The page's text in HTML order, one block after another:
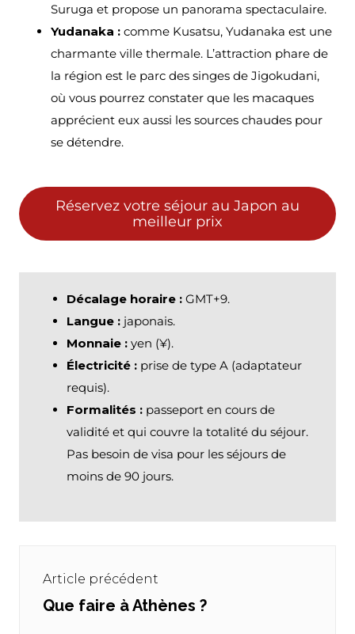
Suruga et propose un panorama spectaculaire.
Yudanaka : comme Kusatsu, Yudanaka est une
charmante ville thermale. L’attraction phare de
la région est le parc des singes de Jigokudani,
où vous pourrez constater que les macaques
apprécient eux aussi les sources chaudes pour
se détendre.
Réservez votre séjour au Japon au
meilleur prix
Décalage horaire : GMT+9.
Langue : japonais.
Monnaie : yen (¥).
Électricité : prise de type A (adaptateur
requis).
Formalités : passeport en cours de
validité et qui couvre la totalité du séjour.
Pas besoin de visa pour les séjours de
moins de 90 jours.
l’articleArticle précédent
Previous
Que faire à Athènes ?